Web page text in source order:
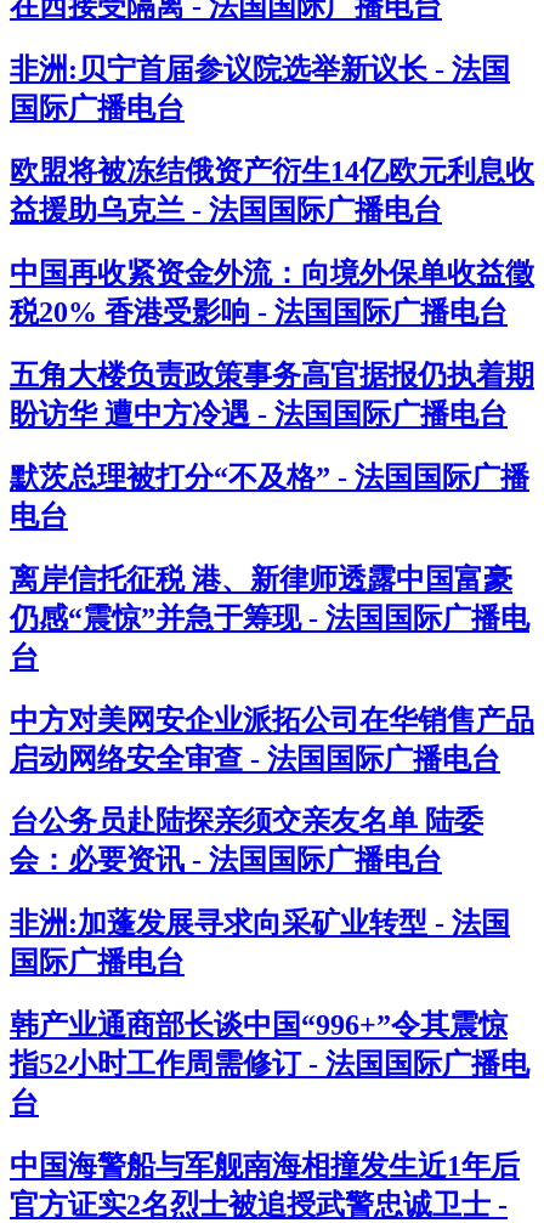
在西接受隔离 - 法国国际广播电台
非洲:贝宁首届参议院选举新议长 - 法国
国际广播电台
欧盟将被冻结俄资产衍生14亿欧元利息收
益援助乌克兰 - 法国国际广播电台
中国再收紧资金外流：向境外保单收益徵
税20% 香港受影响 - 法国国际广播电台
五角大楼负责政策事务高官据报仍执着期
盼访华 遭中方冷遇 - 法国国际广播电台
默茨总理被打分“不及格” - 法国国际广播
电台
离岸信托征税 港、新律师透露中国富豪
仍感“震惊”并急于筹现 - 法国国际广播电
台
中方对美网安企业派拓公司在华销售产品
启动网络安全审查 - 法国国际广播电台
台公务员赴陆探亲须交亲友名单 陆委
会：必要资讯 - 法国国际广播电台
非洲:加蓬发展寻求向采矿业转型 - 法国
国际广播电台
韩产业通商部长谈中国“996+”令其震惊
指52小时工作周需修订 - 法国国际广播电
台
中国海警船与军舰南海相撞发生近1年后
官方证实2名烈士被追授武警忠诚卫士 -